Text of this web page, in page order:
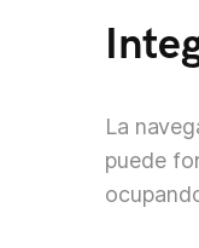
La
puede